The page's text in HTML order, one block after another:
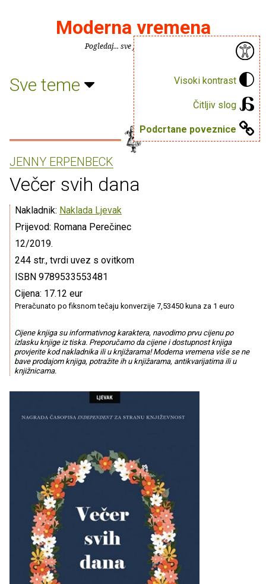
Visoki kontrast
Čitljiv slog
Podcrtane poveznice
Moderna vremena
Pogledaj... sve je puno knjiga.
Sve teme
JENNY ERPENBECK
Večer svih dana
Nakladnik: Naklada Ljevak
Prijevod: Romana Perečinec
12/2019.
244 str., tvrdi uvez s ovitkom
ISBN 9789533553481
Cijena: 17.12 eur
Preračunato po fiksnom tečaju konverzije 7,53450 kuna za 1 euro
Cijene knjiga su informativnog karaktera, navodimo prvu cijenu po
izlasku knjige iz tiska. Preporučamo da cijene i dostupnost knjiga
provjerite kod nakladnika ili u knjižarama! Moderna vremena više se ne
bave prodajom knjiga, potražite ih u knjižarama, antikvarijatima ili u
knjižnicama.